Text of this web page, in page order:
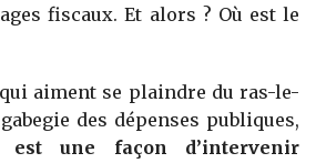
fiscaux. Et alors ? Où est le
aiment se plaindre du ras-le-
des dépenses publiques,
une façon d’intervenir